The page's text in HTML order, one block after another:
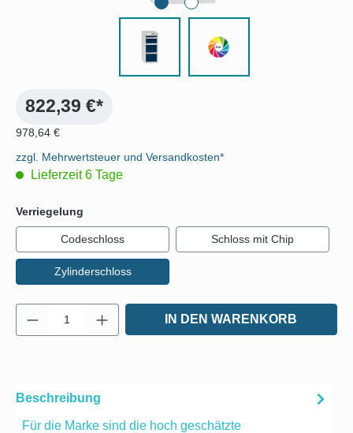
822,39 €*
978,64 €
zzgl. Mehrwertsteuer und Versandkosten*
Lieferzeit 6 Tage
Verriegelung
Codeschloss Schloss mit Chip
Zylinderschloss
Produkt Anzahl: Gib den gewünschten
IN DEN WARENKORB
Beschreibung
Für die Marke sind die hoch geschätzte